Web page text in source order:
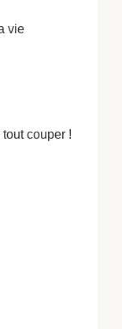
vie
couper !